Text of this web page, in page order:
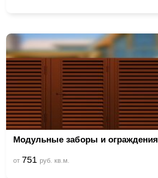
Модульные заборы и ограждения
от 751 руб. кв.м.